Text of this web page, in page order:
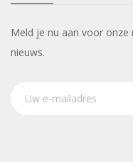
Meld je nu aan voor
nieuws.